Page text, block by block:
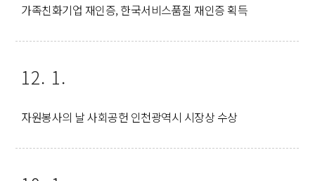
가족친화기업 재인증, 한국서비스품질 재인증 획득
12. 1.
자원봉사의 날 사회공헌 인천광역시 시장상 수상